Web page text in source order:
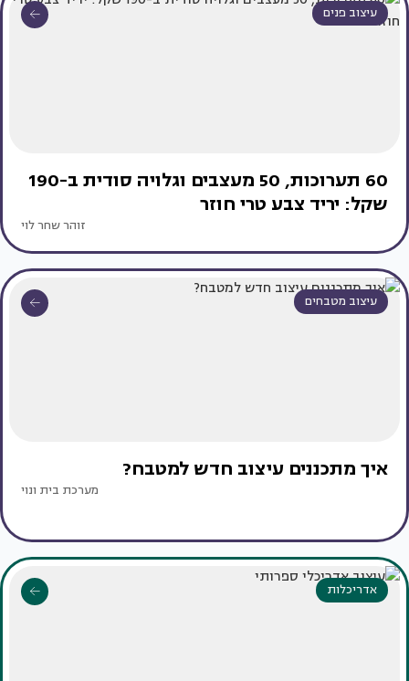
עיצוב פנים
60 תערוכות, 50 מעצבים וגלויה סודית ב-190
שקל: יריד צבע טרי חוזר
זוהר שחר לוי
עיצוב מטבחים
איך מתכננים עיצוב חדש למטבח?
מערכת בית ונוי
אדריכלות